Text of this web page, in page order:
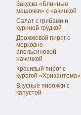
Закуска «Блинные
мешочки» с начинкой
Салат с грибами и
куриной грудкой
Дрожжевой пирог с
морковно-
апельсиновой
начинкой
Красивый пирог с
курагой «Хризантема»
Вкусные пирожки с
капустой